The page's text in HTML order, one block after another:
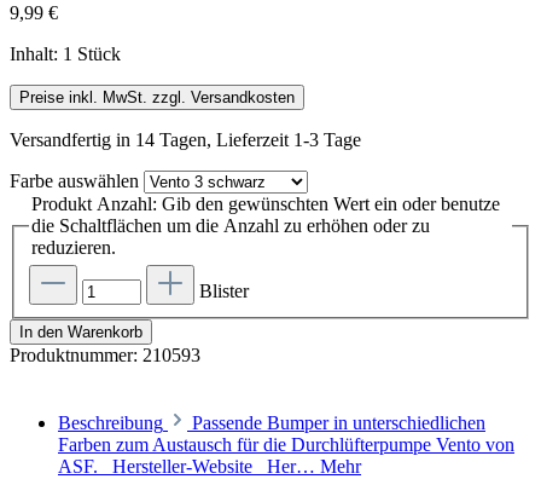
9,99 €
Inhalt: 1 Stück
Preise inkl. MwSt. zzgl. Versandkosten
Versandfertig in 14 Tagen, Lieferzeit 1-3 Tage
Farbe auswählen
Produkt Anzahl: Gib den gewünschten Wert ein oder benutze
die Schaltflächen um die Anzahl zu erhöhen oder zu
reduzieren.
Blister
In den Warenkorb
Produktnummer: 210593
Beschreibung
Passende Bumper in unterschiedlichen
Farben zum Austausch für die Durchlüfterpumpe Vento von
ASF. Hersteller-Website Her… Mehr